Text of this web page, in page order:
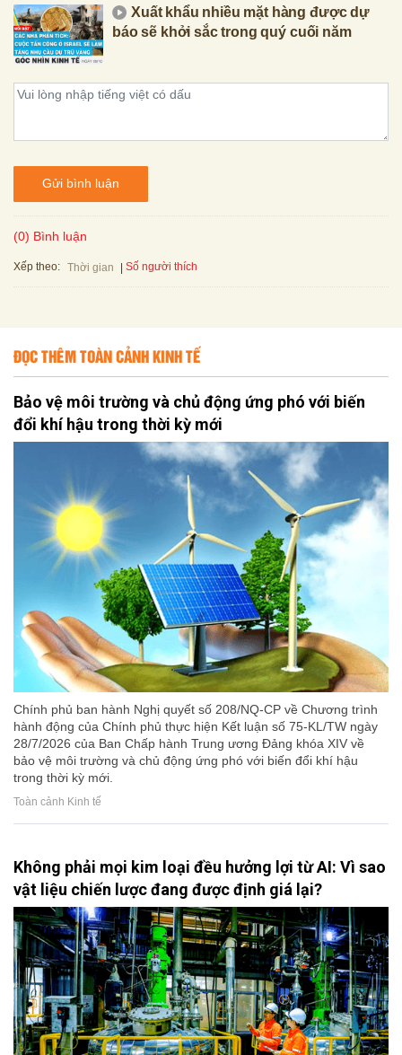
Xuất khẩu nhiều mặt hàng được dự
báo sẽ khởi sắc trong quý cuối năm
Gửi bình luận
(0) Bình luận
Xếp theo: Thời gian Số người thích
ĐỌC THÊM TOÀN CẢNH KINH TẾ
Bảo vệ môi trường và chủ động ứng phó với biến
đổi khí hậu trong thời kỳ mới
Chính phủ ban hành Nghị quyết số 208/NQ-CP về Chương trình
hành động của Chính phủ thực hiện Kết luận số 75-KL/TW ngày
28/7/2026 của Ban Chấp hành Trung ương Đảng khóa XIV về
bảo vệ môi trường và chủ động ứng phó với biến đổi khí hậu
trong thời kỳ mới.
Toàn cảnh Kinh tế
Không phải mọi kim loại đều hưởng lợi từ AI: Vì sao
vật liệu chiến lược đang được định giá lại?